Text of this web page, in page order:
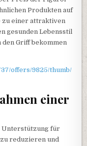
Produkten auf
zu einer attraktiven
gesunden Lebensstil
Griff bekommen
einer
Unterstützung für
reduzieren und